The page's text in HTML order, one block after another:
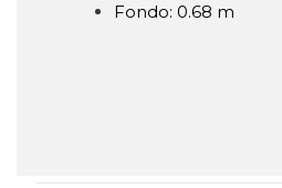
Fondo: 0.68 m